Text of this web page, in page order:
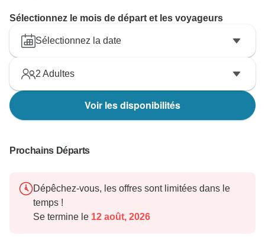
Sélectionnez le mois de départ et les voyageurs
Sélectionnez la date
2 Adultes
Voir les disponibilités
Prochains Départs
Dépêchez-vous, les offres sont limitées dans le
temps !
Se termine le 12 août, 2026